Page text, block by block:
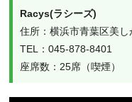
Racys(ラシーズ)
住所：横浜市青葉区美
TEL：045-878-8401
座席数：25席（喫煙）